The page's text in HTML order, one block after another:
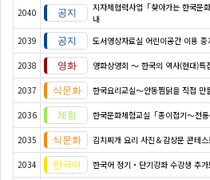
2040
지자체협력사업「찾아가는 한국문
내
2039 도서영상자료실 어린이공간 이용 중
2038 영화상영회 ～ 한국의 역사(현대)
2037 한국요리교실〜안동찜닭을 직접 만
2036 한국문화체험교실「종이접기〜전통
2035 김치찌개 요리 사진＆감상문 콘테
2034 한국어 정기・단기강좌 수강생 추